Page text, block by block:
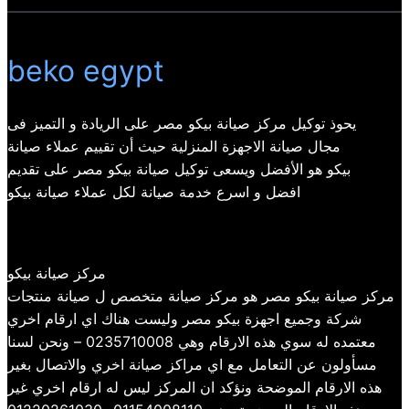
beko egypt
يحوذ توكيل مركز صيانة بيكو مصر على الريادة و التميز فى
مجال صيانة الاجهزة المنزلية حيث أن تقييم عملاء صيانة
بيكو هو الأفضل ويسعى توكيل صيانة بيكو مصر على تقديم
افضل و اسرع خدمة صيانة لكل عملاء صيانة بيكو
مركز صيانة بيكو
مركز صيانة بيكو مصر هو مركز صيانة متخصص ل صيانة منتجات
شركة وجميع اجهزة بيكو مصر وليست هناك اي ارقام اخري
معتمده له سوي هذه الارقام وهي 0235710008 – ونحن لسنا
مسأولون عن التعامل مع اي مراكز صيانة اخري والاتصال بغير
هذه الارقام الموضحة ونؤكد ان المركز ليس له ارقام اخري غير